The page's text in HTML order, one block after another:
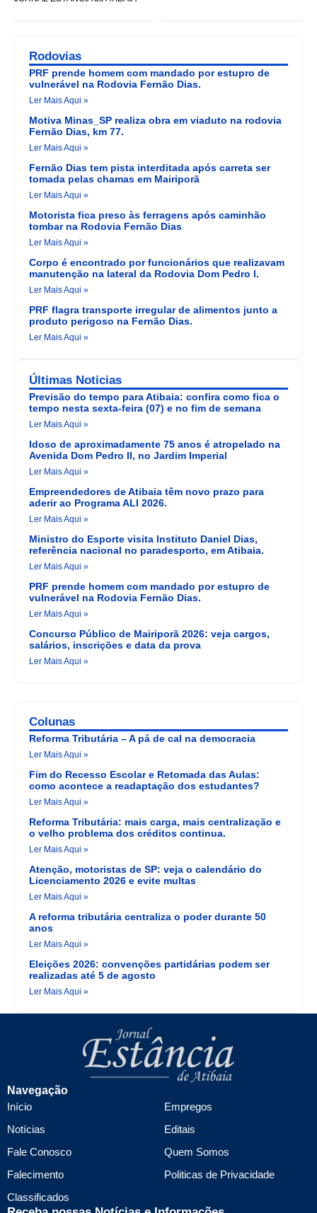
Rodovias
PRF prende homem com mandado por estupro de
vulnerável na Rodovia Fernão Dias.
Ler Mais Aqui »
Motiva Minas_SP realiza obra em viaduto na rodovia
Fernão Dias, km 77.
Ler Mais Aqui »
Fernão Dias tem pista interditada após carreta ser
tomada pelas chamas em Mairiporã
Ler Mais Aqui »
Motorista fica preso às ferragens após caminhão
tombar na Rodovia Fernão Dias
Ler Mais Aqui »
Corpo é encontrado por funcionários que realizavam
manutenção na lateral da Rodovia Dom Pedro I.
Ler Mais Aqui »
PRF flagra transporte irregular de alimentos junto a
produto perigoso na Fernão Dias.
Ler Mais Aqui »
Últimas Noticias
Previsão do tempo para Atibaia: confira como fica o
tempo nesta sexta-feira (07) e no fim de semana
Ler Mais Aqui »
Idoso de aproximadamente 75 anos é atropelado na
Avenida Dom Pedro II, no Jardim Imperial
Ler Mais Aqui »
Empreendedores de Atibaia têm novo prazo para
aderir ao Programa ALI 2026.
Ler Mais Aqui »
Ministro do Esporte visita Instituto Daniel Dias,
referência nacional no paradesporto, em Atibaia.
Ler Mais Aqui »
PRF prende homem com mandado por estupro de
vulnerável na Rodovia Fernão Dias.
Ler Mais Aqui »
Concurso Público de Mairiporã 2026: veja cargos,
salários, inscrições e data da prova
Ler Mais Aqui »
Colunas
Reforma Tributária – A pá de cal na democracia
Ler Mais Aqui »
Fim do Recesso Escolar e Retomada das Aulas:
como acontece a readaptação dos estudantes?
Ler Mais Aqui »
Reforma Tributária: mais carga, mais centralização e
o velho problema dos créditos continua.
Ler Mais Aqui »
Atenção, motoristas de SP: veja o calendário do
Licenciamento 2026 e evite multas
Ler Mais Aqui »
A reforma tributária centraliza o poder durante 50
anos
Ler Mais Aqui »
Eleições 2026: convenções partidárias podem ser
realizadas até 5 de agosto
Ler Mais Aqui »
Navegação
Início
Notícias
Fale Conosco
Falecimento
Classificados
Empregos
Editais
Quem Somos
Politicas de Privacidade